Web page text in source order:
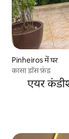
Pinheiros में घर
कासा डॉस फ़ंड
एयर